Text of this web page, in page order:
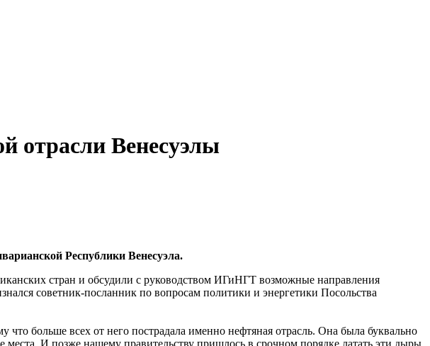
отрасли Венесуэлы
Республики Венесуэла.
стран и обсудили с руководством ИГиНГТ возможные направления
советник-посланник по вопросам политики и энергетики Посольства
больше всех от него пострадала именно нефтяная отрасль. Она была буквально
И позже нашему правительству пришлось в срочном порядке латать эти дыры.